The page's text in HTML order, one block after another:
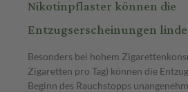
Nikotinpflaster können die
Entzugserscheinungen
Besonders bei hohem
Zigaretten pro Tag) können die
Beginn des Rauchstopps